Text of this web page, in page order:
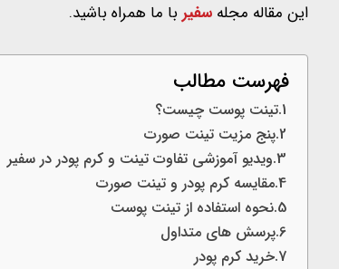
این مقاله مجله سفیربا ما همراه باشید.
فهرست مطالب
تینت پوست چیست؟
پنج مزیت تینت صورت
ویدیو آموزشی تفاوت تینت و کرم پودر در سفیر
مقایسه کرم پودر و تینت صورت
نحوه استفاده از تینت پوست
پرسش های متداول
خرید کرم پودر